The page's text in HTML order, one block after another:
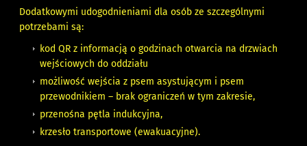
Dodatkowymi udogodnieniami dla osób ze szczególnymi
potrzebami są:
kod QR z informacją o godzinach otwarcia na drzwiach
wejściowych do oddziału
możliwość wejścia z psem asystującym i psem
przewodnikiem – brak ograniczeń w tym zakresie,
przenośna pętla indukcyjna,
krzesło transportowe (ewakuacyjne).